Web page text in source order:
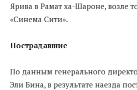
Ярива в Рамат ха-Шароне, возле
«Синема Сити».
Пострадавшие
По данным генерального
Эли Бина, в результате наезда